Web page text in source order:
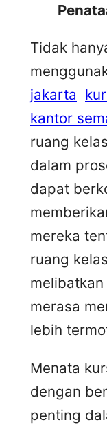
Tidak
jakarta
kantor
ruang
dalam
dapat
mereka
ruang
merasa
lebih
Menata
dengan
penting